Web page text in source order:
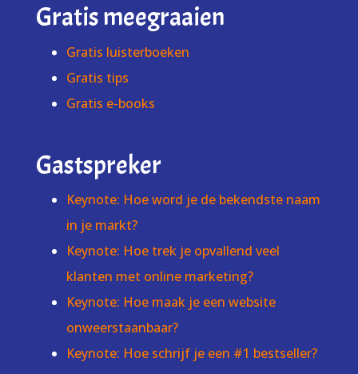
Gratis meegraaien
Gratis luisterboeken
Gratis tips
Gratis e-books
Gastspreker
Keynote: Hoe word je de bekendste naam
in je markt?
Keynote: Hoe trek je opvallend veel
klanten met online marketing?
Keynote: Hoe maak je een website
onweerstaanbaar?
Keynote: Hoe schrijf je een #1 bestseller?